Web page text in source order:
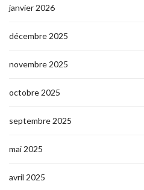
janvier 2026
décembre 2025
novembre 2025
octobre 2025
septembre 2025
mai 2025
avril 2025